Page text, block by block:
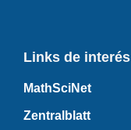
Links de interés
MathSciNet
Zentralblatt